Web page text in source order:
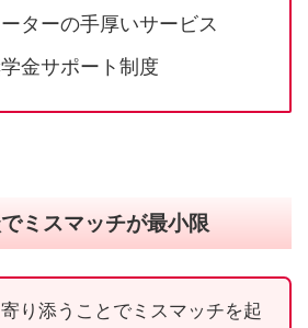
ターの手厚いサービス
金サポート制度
ミスマッチが最小限
り添うことでミスマッチを起